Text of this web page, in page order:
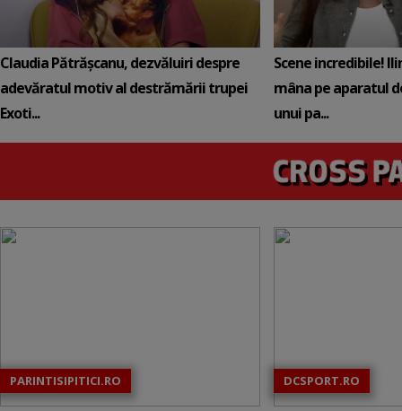
Claudia Pătrășcanu, dezvăluiri despre
adevăratul motiv al destrămării trupei
Exoti...
Scene incredibile!
mâna pe aparatul
unui pa...
PARINTISIPITICI.RO DCSPORT.RO